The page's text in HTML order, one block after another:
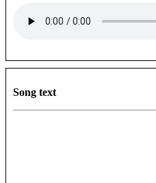
Song text